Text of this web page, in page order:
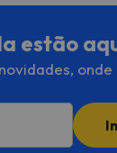
estão